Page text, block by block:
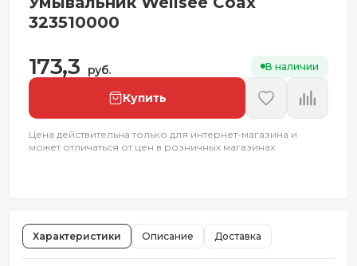
323510000
173,3 руб. В наличии
Купить
Цена действительна только для интернет-магазина и
может отличаться от цен в розничных магазинах
Характеристики Описание Доставка